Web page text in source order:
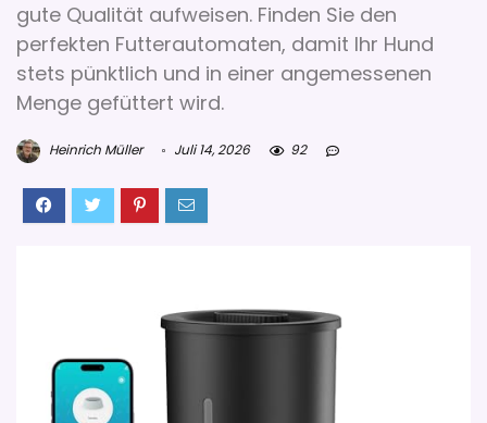
gute Qualität aufweisen. Finden Sie den
perfekten Futterautomaten, damit Ihr Hund
stets pünktlich und in einer angemessenen
Menge gefüttert wird.
Heinrich Müller Juli 14, 2026 92